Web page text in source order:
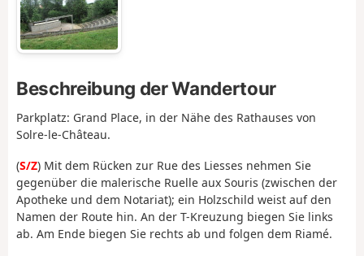
Beschreibung der Wandertour
Parkplatz: Grand Place, in der Nähe des Rathauses von
Solre-le-Château.
(S/Z) Mit dem Rücken zur Rue des Liesses nehmen Sie
gegenüber die malerische Ruelle aux Souris (zwischen der
Apotheke und dem Notariat); ein Holzschild weist auf den
Namen der Route hin. An der T-Kreuzung biegen Sie links
ab. Am Ende biegen Sie rechts ab und folgen dem Riamé.